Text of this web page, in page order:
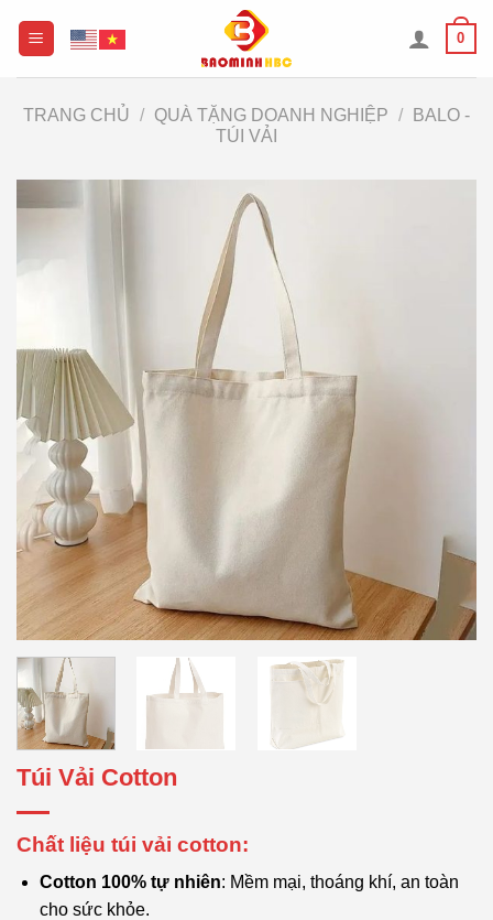
0
TRANG CHỦ / QUÀ TẶNG DOANH NGHIỆP /
BALO -
TÚI VẢI
Túi Vải Cotton
Chất liệu túi vải cotton:
Cotton 100% tự nhiên: Mềm mại, thoáng khí, an toàn
cho sức khỏe.